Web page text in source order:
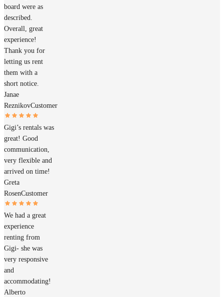
board were as
described.
Overall, great
experience!
Thank you for
letting us rent
them with a
short notice.
Janae
ReznikovCustomer
Gigi’s rentals was
great! Good
communication,
very flexible and
arrived on time!
Greta
RosenCustomer
We had a great
experience
renting from
Gigi- she was
very responsive
and
accommodating!
Alberto